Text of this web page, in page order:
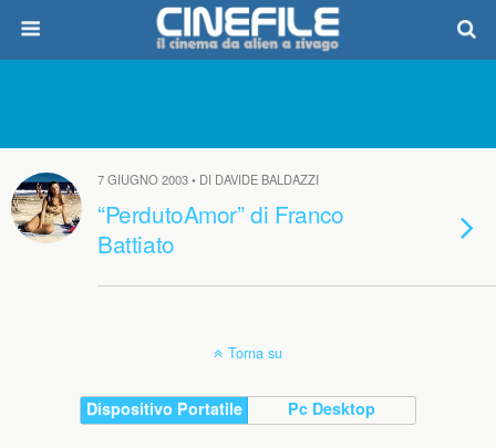
7 GIUGNO 2003 • DI DAVIDE BALDAZZI
“PerdutoAmor” di Franco
Battiato
Torna su
Dispositivo Portatile Pc Desktop